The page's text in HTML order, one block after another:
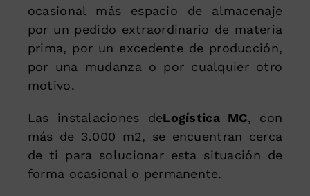
ocasional más espacio de almacenaje
por un pedido extraordinario de materia
prima, por un excedente de producción,
por una mudanza o por cualquier otro
motivo.
Las instalaciones deLogística MC, con
más de 3.000 m2, se encuentran cerca
de ti para solucionar esta situación de
forma ocasional o permanente.